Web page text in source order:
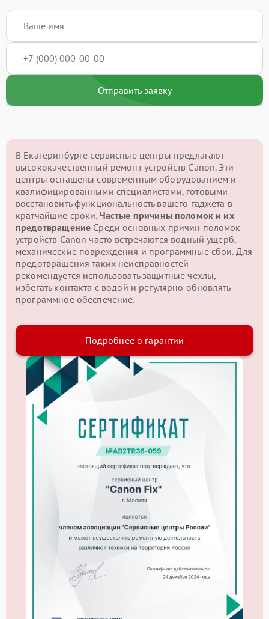
Отправить заявку
В Екатеринбурге сервисные центры предлагают
высококачественный ремонт устройств Canon. Эти
центры оснащены современным оборудованием и
квалифицированными специалистами, готовыми
восстановить функциональность вашего гаджета в
кратчайшие сроки. Частые причины поломок и их
предотвращение Среди основных причин поломок
устройств Canon часто встречаются водный ущерб,
механические повреждения и программные сбои. Для
предотвращения таких неисправностей
рекомендуется использовать защитные чехлы,
избегать контакта с водой и регулярно обновлять
программное обеспечение.
Подробнее о гарантии